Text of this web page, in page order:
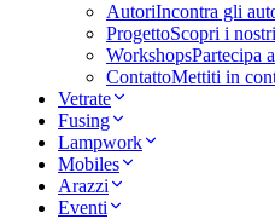
AutoriIncontra gli
ProgettoScopri i
WorkshopsPartecipa
ContattoMettiti in
Vetrate
Fusing
Lampwork
Mobiles
Arazzi
Eventi